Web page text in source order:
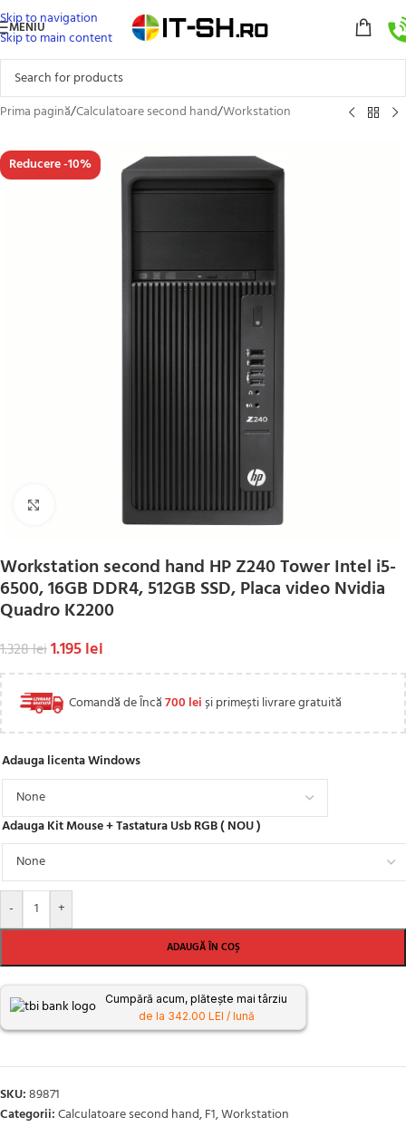
Skip to navigation
Skip to main content
MENIU
Prima pagină/Calculatoare second hand/Workstation
Reducere -10%
Click to enlarge
Workstation second hand HP Z240 Tower Intel i5-
6500, 16GB DDR4, 512GB SSD, Placa video Nvidia
Quadro K2200
1.328lei1.195lei
Comandă de Încă700 leiși primești livrare gratuită
Adauga licenta Windows
Adauga Kit Mouse + Tastatura Usb RGB ( NOU )
- +
ADAUGĂ ÎN COȘ
Cumpără acum, plătește mai târziu
de la 342.00 LEI / lună
SKU:89871
Categorii:Calculatoare second hand,F1,Workstation